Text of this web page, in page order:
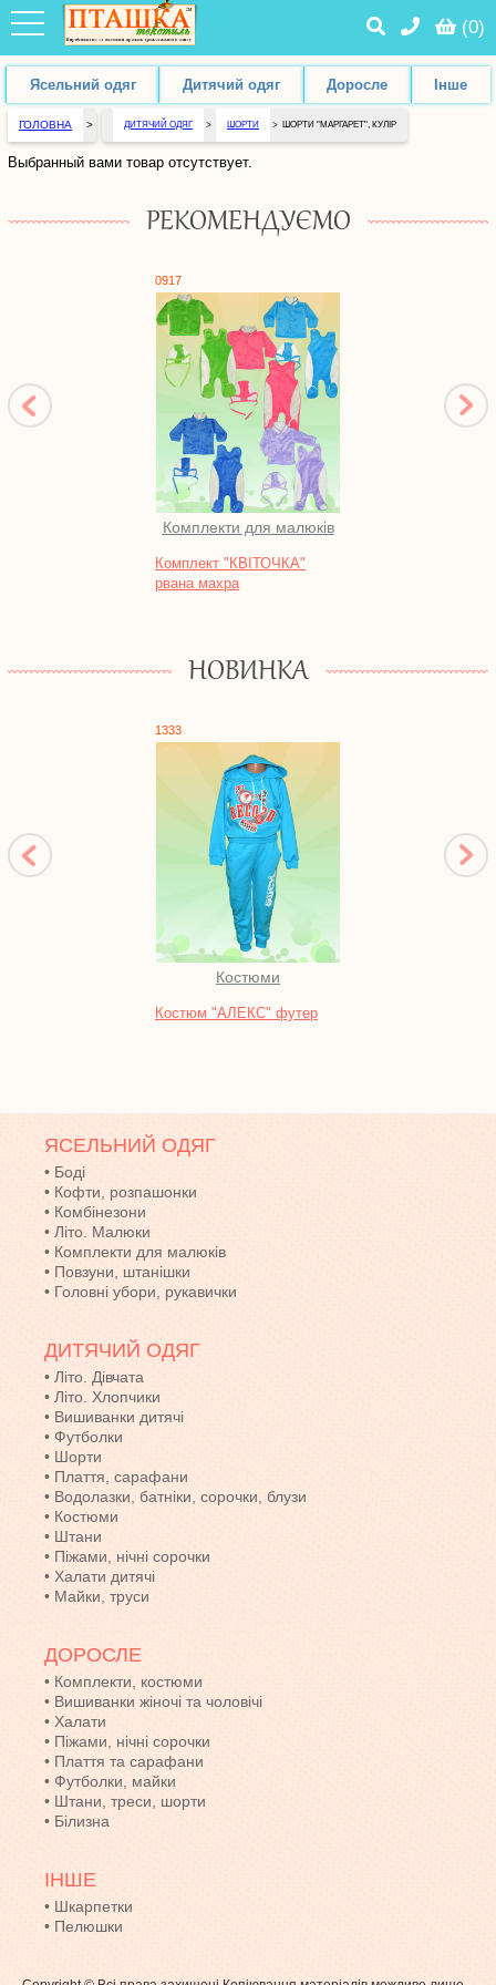
(0)
Ясельний одяг Дитячий одяг Доросле Інше
ГОЛОВНА > ДИТЯЧИЙ ОДЯГ > ШОРТИ > ШОРТИ "МАРГАРЕТ", КУЛІР
Выбранный вами товар отсутствует.
РЕКОМЕНДУЄМО
0917
Комплекти для малюків
Комплект "КВІТОЧКА"
рвана махра
НОВИНКА
1333
Костюми
Костюм "АЛЕКС" футер
ЯСЕЛЬНИЙ ОДЯГ
• Боді
• Кофти, розпашонки
• Комбінезони
• Літо. Малюки
• Комплекти для малюків
• Повзуни, штанішки
• Головні убори, рукавички
ДИТЯЧИЙ ОДЯГ
• Літо. Дівчата
• Літо. Хлопчики
• Вишиванки дитячі
• Футболки
• Шорти
• Плаття, сарафани
• Водолазки, батніки, сорочки, блузи
• Костюми
• Штани
• Піжами, нічні сорочки
• Халати дитячі
• Майки, труси
ДОРОСЛЕ
• Комплекти, костюми
• Вишиванки жіночі та чоловічі
• Халати
• Піжами, нічні сорочки
• Плаття та сарафани
• Футболки, майки
• Штани, треси, шорти
• Білизна
ІНШЕ
• Шкарпетки
• Пелюшки